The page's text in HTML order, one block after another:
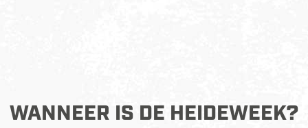
WANNEER IS DE HEIDEWEEK?